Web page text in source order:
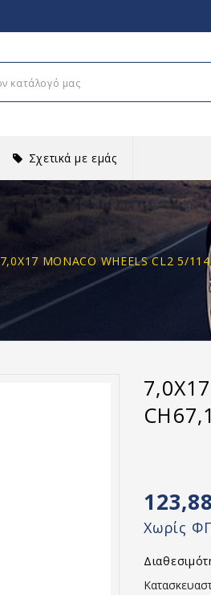
Σχετικά με εμάς
7,0X17 MONACO WHEELS CL2 5/
CH67,1
Χωρίς